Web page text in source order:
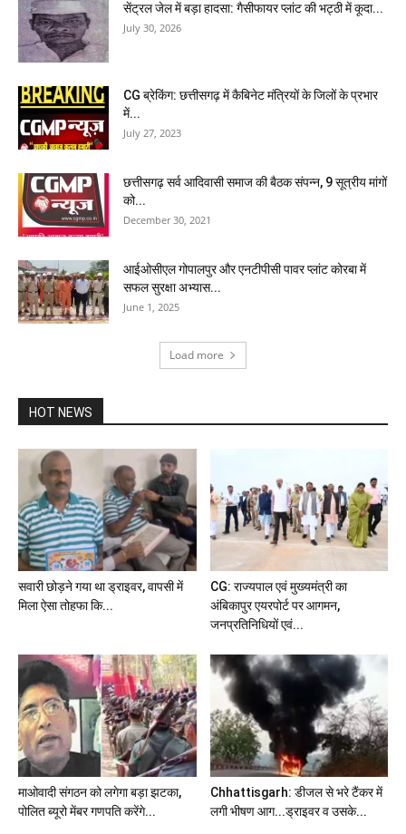
सेंट्रल जेल में बड़ा हादसा: गैसीफायर प्लांट की भट्ठी में कूदा...
July 30, 2026
CG ब्रेकिंग: छत्तीसगढ़ में कैबिनेट मंत्रियों के जिलों के प्रभार
में...
July 27, 2023
छत्तीसगढ़ सर्व आदिवासी समाज की बैठक संपन्न, 9 सूत्रीय मांगों
को...
December 30, 2021
आईओसीएल गोपालपुर और एनटीपीसी पावर प्लांट कोरबा में
सफल सुरक्षा अभ्यास...
June 1, 2025
Load more
HOT NEWS
सवारी छोड़ने गया था ड्राइवर, वापसी में
मिला ऐसा तोहफा कि...
CG: राज्यपाल एवं मुख्यमंत्री का
अंबिकापुर एयरपोर्ट पर आगमन,
जनप्रतिनिधियों एवं...
माओवादी संगठन को लगेगा बड़ा झटका,
पोलित ब्यूरो मेंबर गणपति करेंगे...
Chhattisgarh: डीजल से भरे टैंकर में
लगी भीषण आग...ड्राइवर व उसके...